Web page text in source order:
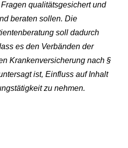
qualitätsgesichert und
beraten sollen. Die
soll dadurch
es den Verbänden der
Krankenversicherung nach §
ist, Einfluss auf Inhalt
zu nehmen.